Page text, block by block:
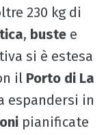
230 kg di
, buste e
si è estesa
il Porto di La
espandersi in
pianificate